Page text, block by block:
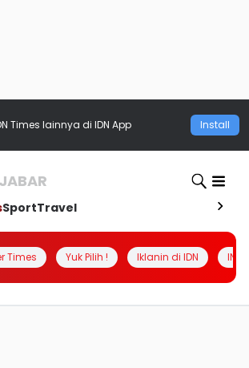
Times lainnya di IDN App Install
JABAR
SportTravel
Times Yuk Pilih ! Iklanin di IDN